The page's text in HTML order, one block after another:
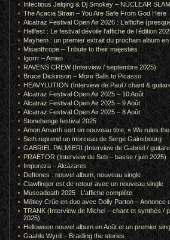
Infectious Jelqing & Dj Smokey – NUCLEAR
The Acacia Strain – You Are Safe From God Here
Alcatraz Festival Open Air 2026 : L’affiche
Hellfest : Le festival dévoile l’affiche de l’édition
Mayhem : un premier extrait du prochain album
Misanthrope – Tribute to their majesties
Igorrr – Amen
RAVENS CREW (Interview / septembre 2025)
Bruce Dickinson – More Balls to Picasso
HEAVYLUTION (Interview de Paul / chant &
Alcatraz Festival Open Air 2025 – 10 Août
Alcatraz Festival Open Air 2025 – 9 Août
Alcatraz Festival Open Air 2025 – 8 Août
Stonehenge festival 2025
Amon Amarth sort un nouveau titre, « We rules
Seth reprend un morceau de Serge Gainsbourg
GABRIEL PALMIERI (Interview de Gabriel /
PRAETOR (Interview de Seb – basse / juin 2025)
Impureza – Alcázares
Deftones : nouvel album, nouveau single
Clawfinger est de retour avec un nouveau single
Muscadeath 2025 : L’affiche complète
Mötley Crüe en duo avec Dolly Parton – Annonce
TRANK (Interview de Michel – chant et synthés /
2025)
Helloween nouvel album en Août et un premier
Gaahls Wyrd – Braiding the stories